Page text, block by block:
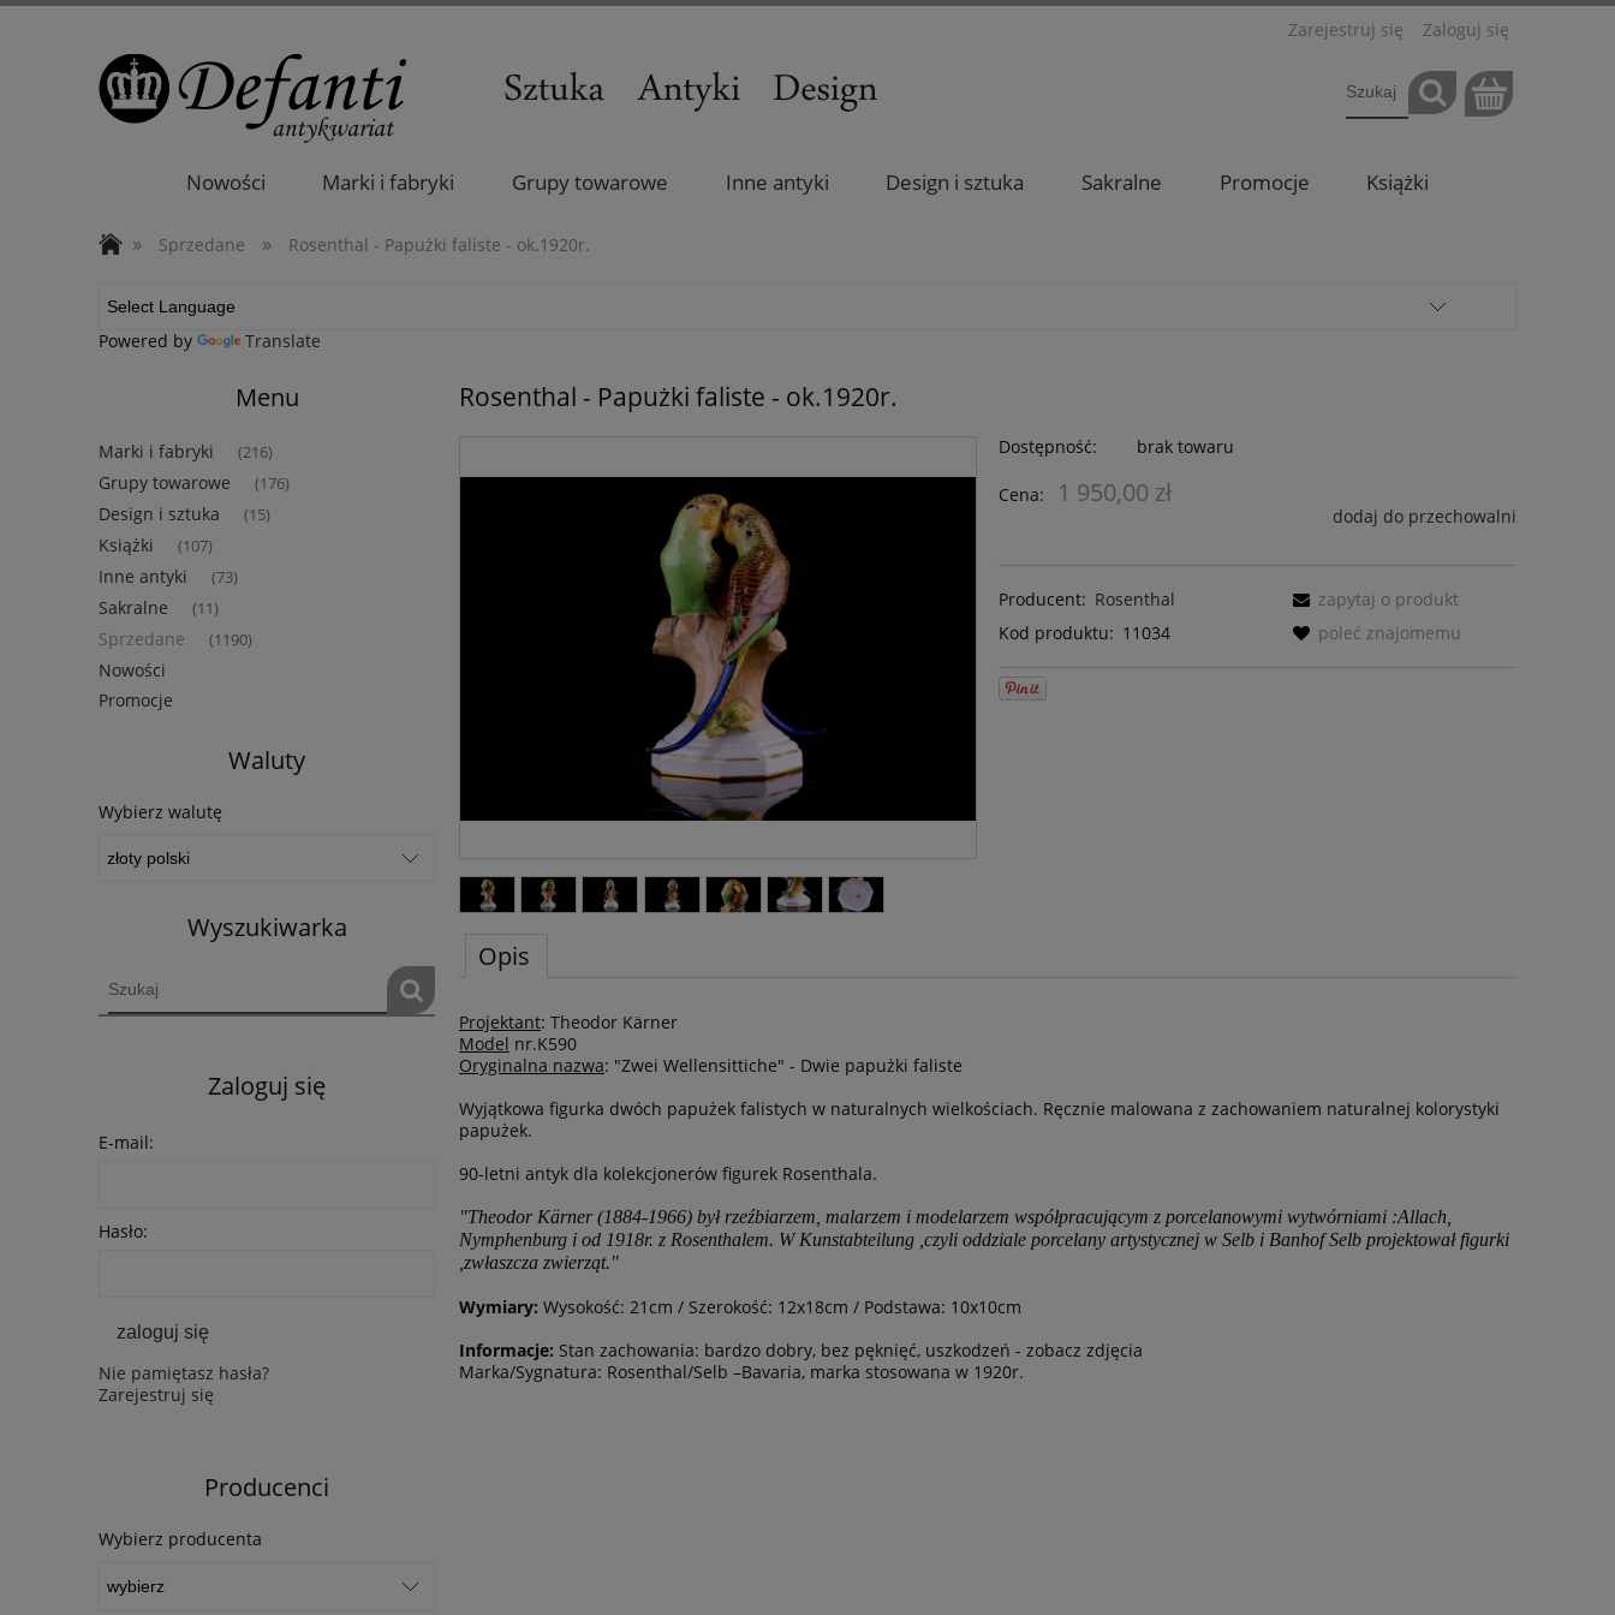
Zarejestruj się Zaloguj się
Nowości Marki i fabryki Grupy towarowe Inne antyki Design i sztuka Sakralne Promocje Książki
» Sprzedane » Rosenthal - Papużki faliste - ok.1920r.
Powered by Translate
Menu
Marki i fabryki (216)
Grupy towarowe (176)
Design i sztuka (15)
Książki (107)
Inne antyki (73)
Sakralne (11)
Sprzedane (1190)
Nowości
Promocje
Waluty
Wybierz walutę
Wyszukiwarka
Zaloguj się
E-mail:
Hasło:
zaloguj się
Nie pamiętasz hasła?
Zarejestruj się
Producenci
Wybierz producenta
Rosenthal - Papużki faliste - ok.1920r.
Dostępność: brak towaru
Cena: 1 950,00 zł
dodaj do przechowalni
Producent: Rosenthal
Kod produktu: 11034
zapytaj o produkt
poleć znajomemu
Opis
Projektant: Theodor Kärner
Model nr.K590
Oryginalna nazwa: "Zwei Wellensittiche" - Dwie papużki faliste
Wyjątkowa figurka dwóch papużek falistych w naturalnych wielkościach. Ręcznie malowana z zachowaniem naturalnej kolorystyki
papużek.
90-letni antyk dla kolekcjonerów figurek Rosenthala.
"Theodor Kärner (1884-1966) był rzeźbiarzem, malarzem i modelarzem współpracującym z porcelanowymi wytwórniami :Allach,
Nymphenburg i od 1918r. z Rosenthalem. W Kunstabteilung ,czyli oddziale porcelany artystycznej w Selb i Banhof Selb projektował figurki
,zwłaszcza zwierząt."
Wymiary: Wysokość: 21cm / Szerokość: 12x18cm / Podstawa: 10x10cm
Informacje: Stan zachowania: bardzo dobry, bez pęknięć, uszkodzeń - zobacz zdjęcia
Marka/Sygnatura: Rosenthal/Selb –Bavaria, marka stosowana w 1920r.